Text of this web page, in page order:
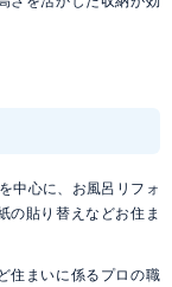
中心に、お風呂リフォ
の貼り替えなどお住ま
住まいに係るプロの職